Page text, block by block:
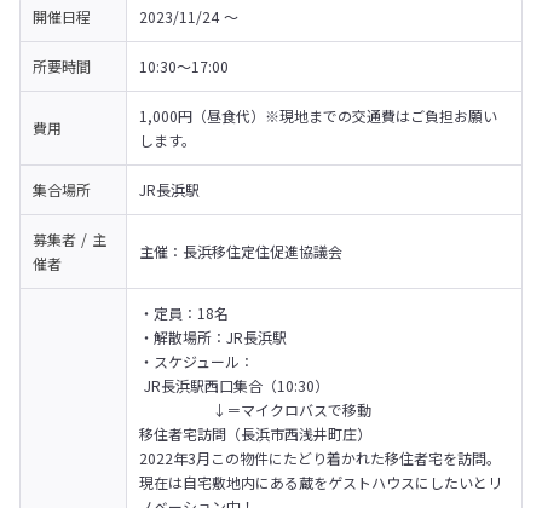
開催日程 2023/11/24 〜
所要時間 10:30～17:00
費用
1,000円（昼食代）※現地までの交通費はご負担お願い
します。
集合場所 JR長浜駅
募集者 / 主
催者
主催：長浜移住定住促進協議会
・定員：18名
・解散場所：JR長浜駅
・スケジュール：
↓＝マイクロバスで移動
移住者宅訪問（長浜市西浅井町庄）
2022年3月この物件にたどり着かれた移住者宅を訪問。
現在は自宅敷地内にある蔵をゲストハウスにしたいとリ